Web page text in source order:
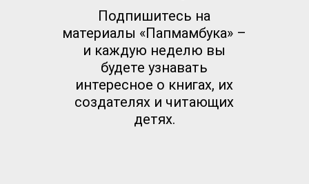
Подпишитесь на
материалы «Папмамбука» –
и каждую неделю вы
будете узнавать
интересное о книгах, их
создателях и читающих
детях.